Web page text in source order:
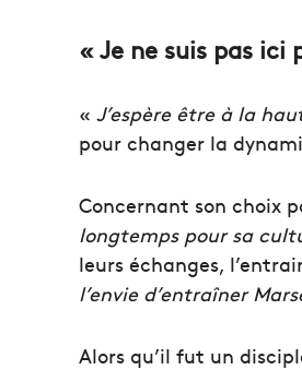
« Je ne suis pas ici
« J’espère être à la
pour changer la
Concernant son choix
longtemps pour sa
leurs échanges,
l’envie d’entraîner
Alors qu’il fut un